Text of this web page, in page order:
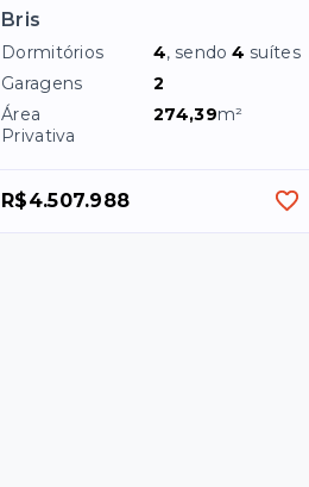
Bris
Dormitórios 4, sendo4 suítes
Garagens
2
Área
Privativa
274,39m²
R$4.507.988